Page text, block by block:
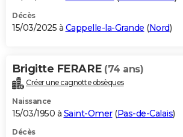
Décès
15/03/2025 à Cappelle-la-Grande (Nord)
Brigitte FERARE (74 ans)
Créer une cagnotte obsèques
Naissance
15/03/1950 à Saint-Omer(Pas-de-Calais)
Décès